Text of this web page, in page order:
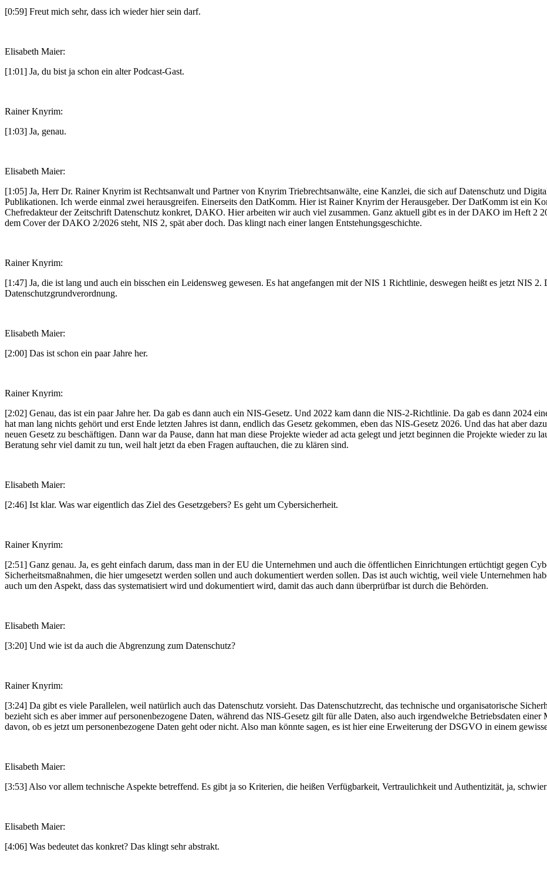
[0:59] Freut mich sehr, dass ich wieder hier sein darf.
Elisabeth Maier:
[1:01] Ja, du bist ja schon ein alter Podcast-Gast.
Rainer Knyrim:
[1:03] Ja, genau.
Elisabeth Maier:
[1:05] Ja, Herr Dr. Rainer Knyrim ist Rechtsanwalt und Partner von Knyrim Triebrechtsanwälte, eine Kanzlei, die sich auf Datenschutz und
Publikationen. Ich werde einmal zwei herausgreifen. Einerseits den DatKomm. Hier ist Rainer Knyrim der Herausgeber. Der DatKomm ist ein
Chefredakteur der Zeitschrift Datenschutz konkret, DAKO. Hier arbeiten wir auch viel zusammen. Ganz aktuell gibt es in der DAKO im Heft 2
dem Cover der DAKO 2/2026 steht, NIS 2, spät aber doch. Das klingt nach einer langen Entstehungsgeschichte.
Rainer Knyrim:
[1:47] Ja, die ist lang und auch ein bisschen ein Leidensweg gewesen. Es hat angefangen mit der NIS 1 Richtlinie, deswegen heißt es jetzt NIS
Datenschutzgrundverordnung.
Elisabeth Maier:
[2:00] Das ist schon ein paar Jahre her.
Rainer Knyrim:
[2:02] Genau, das ist ein paar Jahre her. Da gab es dann auch ein NIS-Gesetz. Und 2022 kam dann die NIS-2-Richtlinie. Da gab es dann 2024
hat man lang nichts gehört und erst Ende letzten Jahres ist dann, endlich das Gesetz gekommen, eben das NIS-Gesetz 2026. Und das hat aber
neuen Gesetz zu beschäftigen. Dann war da Pause, dann hat man diese Projekte wieder ad acta gelegt und jetzt beginnen die Projekte wieder zu
Beratung sehr viel damit zu tun, weil halt jetzt da eben Fragen auftauchen, die zu klären sind.
Elisabeth Maier:
[2:46] Ist klar. Was war eigentlich das Ziel des Gesetzgebers? Es geht um Cybersicherheit.
Rainer Knyrim:
[2:51] Ganz genau. Ja, es geht einfach darum, dass man in der EU die Unternehmen und auch die öffentlichen Einrichtungen ertüchtigt gegen
Sicherheitsmaßnahmen, die hier umgesetzt werden sollen und auch dokumentiert werden sollen. Das ist auch wichtig, weil viele Unternehmen
auch um den Aspekt, dass das systematisiert wird und dokumentiert wird, damit das auch dann überprüfbar ist durch die Behörden.
Elisabeth Maier:
[3:20] Und wie ist da auch die Abgrenzung zum Datenschutz?
Rainer Knyrim:
[3:24] Da gibt es viele Parallelen, weil natürlich auch das Datenschutz vorsieht. Das Datenschutzrecht, das technische und organisatorische
bezieht sich es aber immer auf personenbezogene Daten, während das NIS-Gesetz gilt für alle Daten, also auch irgendwelche Betriebsdaten
davon, ob es jetzt um personenbezogene Daten geht oder nicht. Also man könnte sagen, es ist hier eine Erweiterung der DSGVO in einem
Elisabeth Maier:
[3:53] Also vor allem technische Aspekte betreffend. Es gibt ja so Kriterien, die heißen Verfügbarkeit, Vertraulichkeit und Authentizität, ja,
Elisabeth Maier:
[4:06] Was bedeutet das konkret? Das klingt sehr abstrakt.